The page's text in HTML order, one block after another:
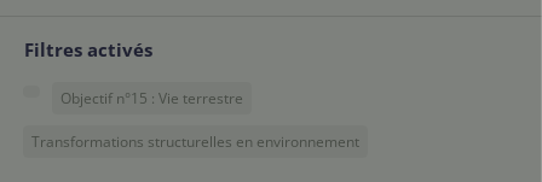
Filtres activés
Objectif n°15 : Vie terrestre
Transformations structurelles en environnement